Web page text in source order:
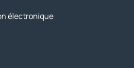
électronique